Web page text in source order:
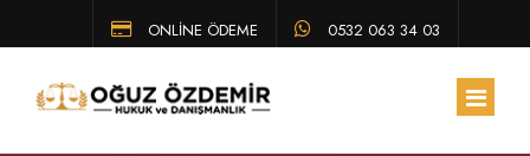
ONLİNE ÖDEME 0532 063 34 03